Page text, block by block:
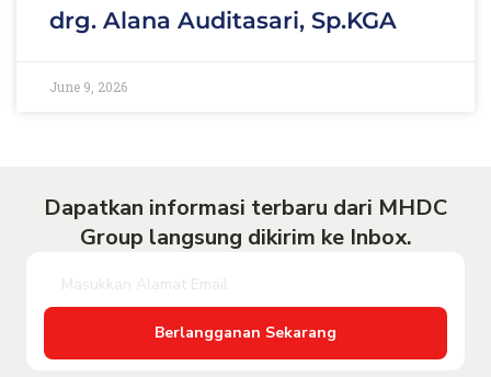
drg. Alana Auditasari, Sp.KGA
June 9, 2026
Dapatkan informasi terbaru dari MHDC
Group langsung dikirim ke Inbox.
Berlangganan Sekarang